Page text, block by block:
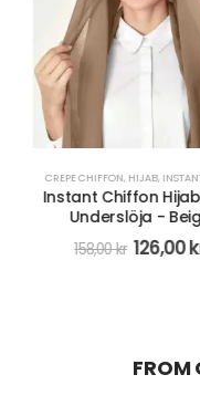
CREPE CHIFFON,HIJAB,INSTANT
Instant Chiffon Hijab
Underslöja - Beige
158,00kr 126,00kr
FROM